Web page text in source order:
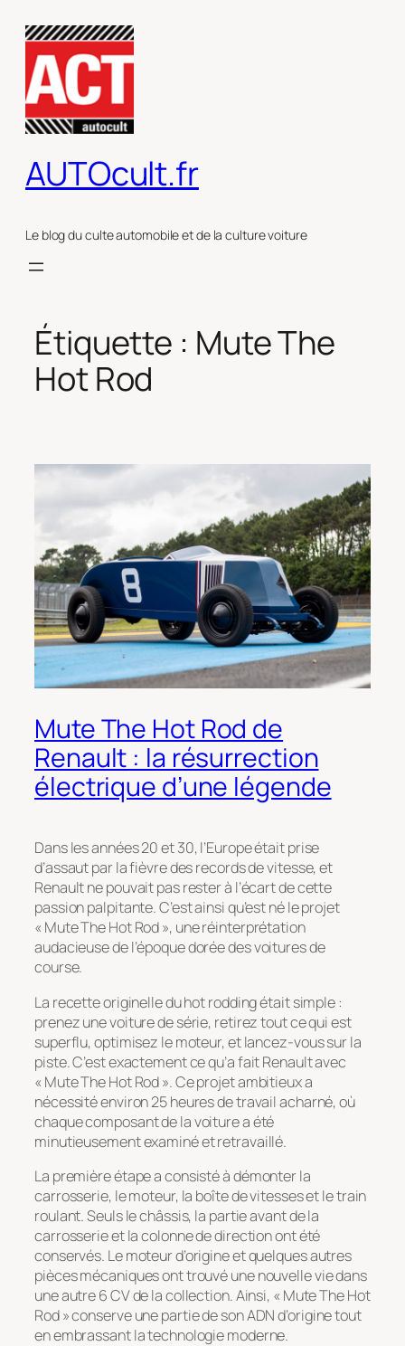
contenu
AUTOcult.fr
Le blog du culte automobile et de la culture voiture
Étiquette : Mute The
Hot Rod
Mute The Hot Rod de
Renault : la résurrection
électrique d’une légende
Dans les années 20 et 30, l’Europe était prise
d’assaut par la fièvre des records de vitesse, et
Renault ne pouvait pas rester à l’écart de cette
passion palpitante. C’est ainsi qu’est né le projet
« Mute The Hot Rod », une réinterprétation
audacieuse de l’époque dorée des voitures de
course.
La recette originelle du hot rodding était simple :
prenez une voiture de série, retirez tout ce qui est
superflu, optimisez le moteur, et lancez-vous sur la
piste. C’est exactement ce qu’a fait Renault avec
« Mute The Hot Rod ». Ce projet ambitieux a
nécessité environ 25 heures de travail acharné, où
chaque composant de la voiture a été
minutieusement examiné et retravaillé.
La première étape a consisté à démonter la
carrosserie, le moteur, la boîte de vitesses et le train
roulant. Seuls le châssis, la partie avant de la
carrosserie et la colonne de direction ont été
conservés. Le moteur d’origine et quelques autres
pièces mécaniques ont trouvé une nouvelle vie dans
une autre 6 CV de la collection. Ainsi, « Mute The Hot
Rod » conserve une partie de son ADN d’origine tout
en embrassant la technologie moderne.